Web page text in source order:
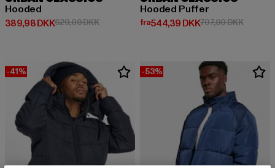
Hooded
389,98 DKK
Nuværende pris: 389,98 DKK
629,00 DKKKampagnepris: 629,00 DKK
Hooded Puffer
fra544,39 DKK
Nuværende pris: Fra 544,39
707,00 DKK
-41% -53%